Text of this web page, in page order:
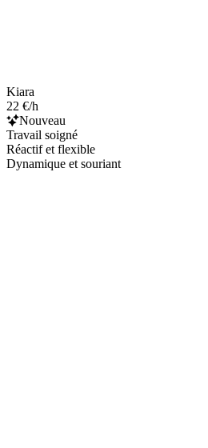
Kiara
22 €/h
Nouveau
Travail soigné
Réactif et flexible
Dynamique et souriant